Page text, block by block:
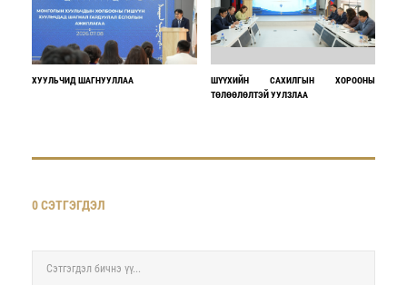
ХУУЛЬЧИД ШАГНУУЛЛАА
ШҮҮХИЙН САХИЛГЫН ХОРООНЫ
ТӨЛӨӨЛӨЛТЭЙ УУЛЗЛАА
0 СЭТГЭГДЭЛ